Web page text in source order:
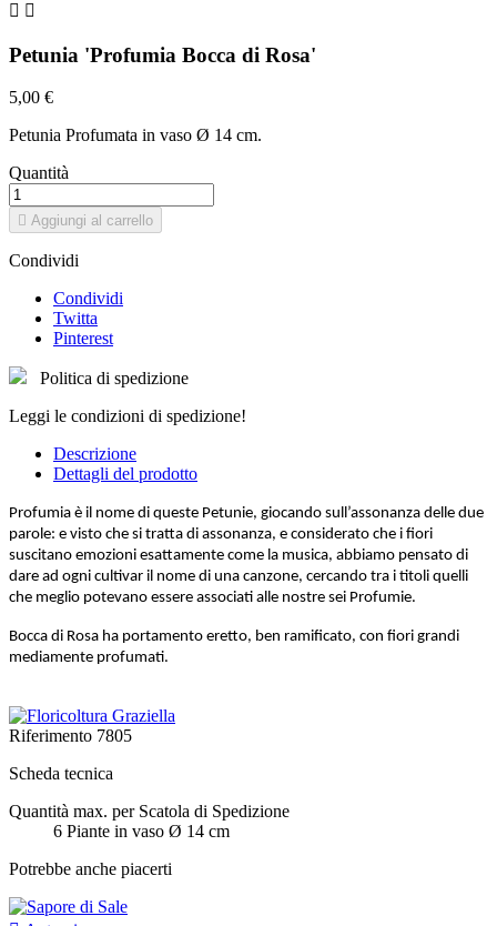
 
Petunia 'Profumia Bocca di Rosa'
5,00 €
Petunia Profumata in vaso Ø 14 cm.
Quantità
 Aggiungi al carrello
Condividi
Condividi
Twitta
Pinterest
Politica di spedizione
Leggi le condizioni di spedizione!
Descrizione
Dettagli del prodotto
Profumia è il nome di queste Petunie, giocando sull’assonanza delle due
parole: e visto che si tratta di assonanza, e considerato che i fiori
suscitano emozioni esattamente come la musica, abbiamo pensato di
dare ad ogni cultivar il nome di una canzone, cercando tra i titoli quelli
che meglio potevano essere associati alle nostre sei Profumie.
Bocca di Rosa ha portamento eretto, ben ramificato, con fiori grandi
mediamente profumati.
Riferimento 7805
Scheda tecnica
Quantità max. per Scatola di Spedizione
6 Piante in vaso Ø 14 cm
Potrebbe anche piacerti